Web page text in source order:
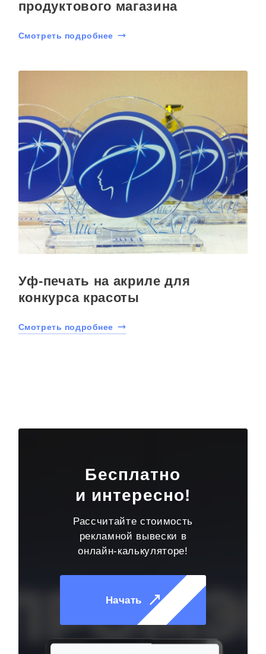
продуктового магазина
Смотреть подробнее
Уф-печать на акриле для
конкурса красоты
Смотреть подробнее
Бесплатно
и интересно!
Рассчитайте стоимость
рекламной вывески в
онлайн-калькуляторе!
Начать